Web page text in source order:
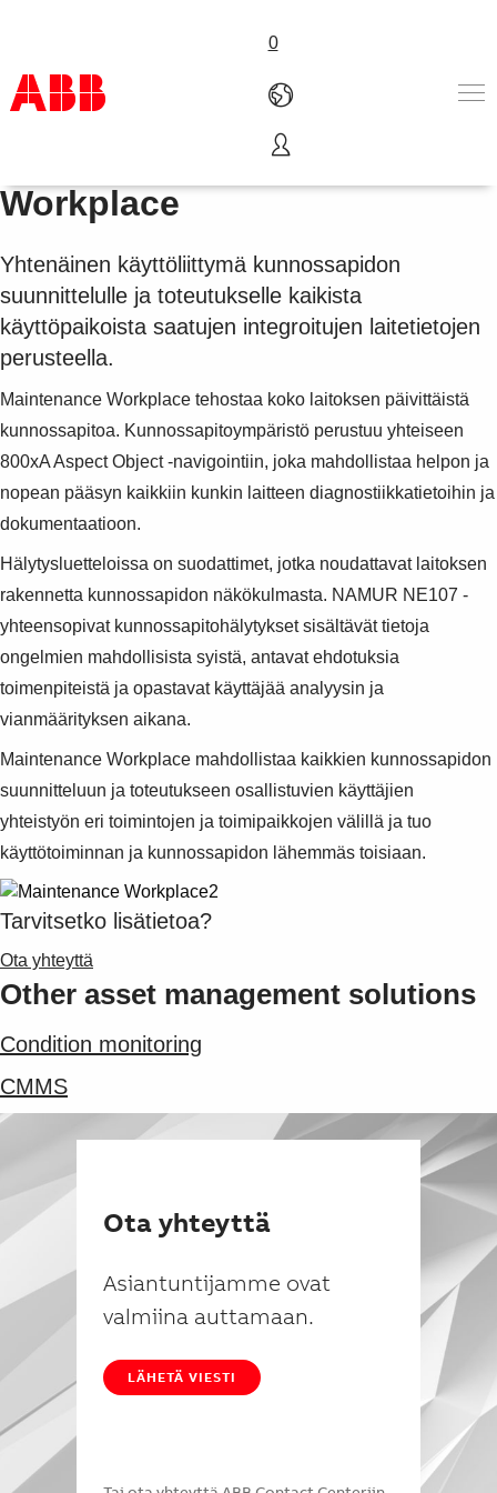
0
Tuotteet ja järjestelmät
Toimialat
ABB lyhyesti
Mistä ostaa
Ota yhteyttä
ABB-uralle
Suggestions
See more products
Shopping list preview
0
800xA Maintenance
Workplace
Yhtenäinen käyttöliittymä kunnossapidon
suunnittelulle ja toteutukselle kaikista
käyttöpaikoista saatujen integroitujen laitetietojen
perusteella.
Maintenance Workplace tehostaa koko laitoksen päivittäistä
kunnossapitoa. Kunnossapitoympäristö perustuu yhteiseen
800xA Aspect Object -navigointiin, joka mahdollistaa helpon ja
nopean pääsyn kaikkiin kunkin laitteen diagnostiikkatietoihin ja
dokumentaatioon.
Hälytysluetteloissa on suodattimet, jotka noudattavat laitoksen
rakennetta kunnossapidon näkökulmasta. NAMUR NE107 -
yhteensopivat kunnossapitohälytykset sisältävät tietoja
ongelmien mahdollisista syistä, antavat ehdotuksia
toimenpiteistä ja opastavat käyttäjää analyysin ja
vianmäärityksen aikana.
Maintenance Workplace mahdollistaa kaikkien kunnossapidon
suunnitteluun ja toteutukseen osallistuvien käyttäjien
yhteistyön eri toimintojen ja toimipaikkojen välillä ja tuo
käyttötoiminnan ja kunnossapidon lähemmäs toisiaan.
Tarvitsetko lisätietoa?
Ota yhteyttä
Other asset management solutions
Condition monitoring
CMMS
Ota yhteyttä
Asiantuntijamme ovat
valmiina auttamaan.
LÄHETÄ VIESTI